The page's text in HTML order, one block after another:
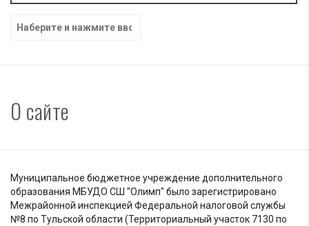
Найти:
О сайте
Муниципальное бюджетное учреждение дополнительного
образования МБУДО СШ "Олимп" было зарегистрировано
Межрайонной инспекцией Федеральной налоговой службы
№8 по Тульской области (Территориальный участок 7130 по